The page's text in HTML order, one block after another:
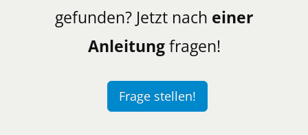
gefunden? Jetzt nach einer
Anleitungfragen!
Frage stellen!